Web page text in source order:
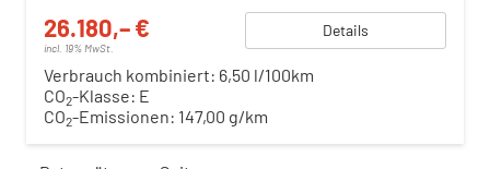
26.180,– €
incl. 19% MwSt.
Details
Verbrauch kombiniert: 6,50 l/100km
CO2-Klasse: E
CO2-Emissionen: 147,00 g/km